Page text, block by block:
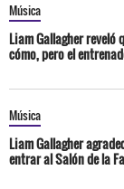
Música
Liam Gallagher reveló
cómo, pero el
Música
Liam Gallagher
entrar al Salón de la